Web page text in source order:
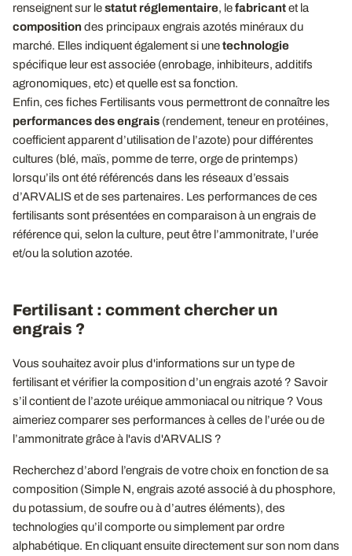
renseignent sur lestatut réglementaire, lefabricantet la
compositiondes principaux engrais azotés minéraux du
marché. Elles indiquent également si unetechnologie
spécifique leur est associée (enrobage, inhibiteurs, additifs
agronomiques, etc) et quelle est sa fonction.
Enfin, ces fiches Fertilisants vous permettront de connaître les
performances des engrais (rendement, teneur en protéines,
coefficient apparent d’utilisation de l’azote) pour différentes
cultures (blé, maïs, pomme de terre, orge de printemps)
lorsqu’ils ont été référencés dans les réseaux d’essais
d’ARVALIS et de ses partenaires. Les performances de ces
fertilisants sont présentées en comparaison à un engrais de
référence qui, selon la culture, peut être l’ammonitrate, l’urée
et/ou la solution azotée.
Fertilisant : comment chercher un
engrais ?
Vous souhaitez avoir plus d'informations sur un type de
fertilisant et vérifier la composition d’un engrais azoté ? Savoir
s’il contient de l’azote uréique ammoniacal ou nitrique ? Vous
aimeriez comparer ses performances à celles de l’urée ou de
l’ammonitrate grâce à l'avis d'ARVALIS ?
Recherchez d’abord l’engrais de votre choix en fonction de sa
composition (Simple N, engrais azoté associé à du phosphore,
du potassium, de soufre ou à d’autres éléments), des
technologies qu’il comporte ou simplement par ordre
alphabétique. En cliquant ensuite directement sur son nom dans